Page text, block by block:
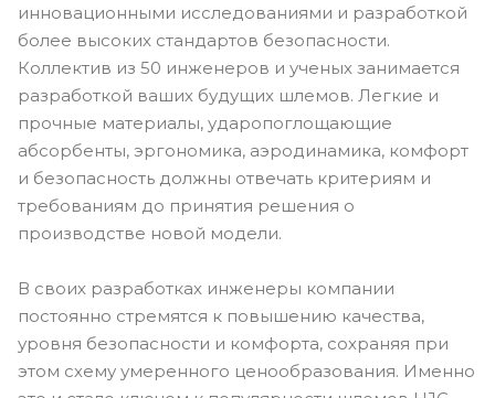
инновационными исследованиями и разработкой
более высоких стандартов безопасности.
Коллектив из 50 инженеров и ученых занимается
разработкой ваших будущих шлемов. Легкие и
прочные материалы, ударопоглощающие
абсорбенты, эргономика, аэродинамика, комфорт
и безопасность должны отвечать критериям и
требованиям до принятия решения о
производстве новой модели.
В своих разработках инженеры компании
постоянно стремятся к повышению качества,
уровня безопасности и комфорта, сохраняя при
этом схему умеренного ценообразования. Именно